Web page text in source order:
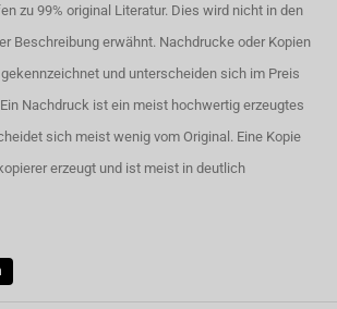
zu 99% original Literatur. Dies wird nicht in den
Beschreibung erwähnt. Nachdrucke oder Kopien
gekennzeichnet und unterscheiden sich im Preis
Nachdruck ist ein meist hochwertig erzeugtes
sich meist wenig vom Original. Eine Kopie
erzeugt und ist meist in deutlich